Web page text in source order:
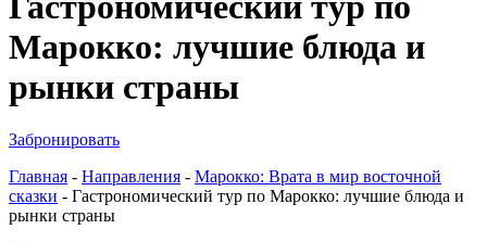
Марокко: лучшие блюда и
рынки страны
Забронировать
Главная - Направления - Марокко: Врата в мир восточной
сказки - Гастрономический тур по Марокко: лучшие блюда и
рынки страны